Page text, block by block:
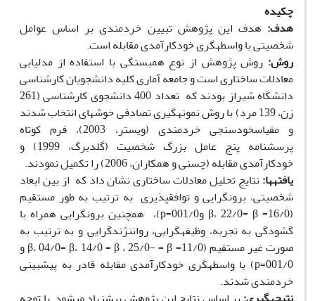
چکیده
هدف: هدف این پژوهش تبیین خردمندی بر اساس عوامل
شخصیتی با واسطه­گری خودکارآمدی مقابله است.
روش: روش پژوهش از نوع همبستگی با استفاده از مدل­یابی
معادلات ساختاری است و جامعه آماری کلیه دانشجویان کارشناسی
دانشگاه شیراز بودند که تعداد 400 دانشجوی کارشناسی (261
زن، 139 مرد) با روش نمونه­گیری تصادفی خوشه­ای انتخاب شدند
و مقیاس­خودسنجی خردمندی (ویستر، 2003)، فرم کوتاه
پرسشنامه پنج عامل بزرگ شخصیت (گلدبرگ، 1999) و
خودکارآمدی مقابله (چسنی و همکاران، 2006) را تکمیل نمودند.
یافته­ها:نتایج تحلیل معادلات ساختاری نشان داد که از بین ابعاد
شخصیتی، برون­گرایی و توافق­پذیری به ترتیب به طور مستقیم
(16/0= β، 22/0= β و001/0=p)، همچنین برون­گرایی همراه با
گشودگی به تجربه، وظیفه­گرایی، روان­نژندگرایی و به ترتیب به
صورت غیر مستقیم (11/0= β، 04/0= β، 14/0 = β ، 25/0- = β و
001/0=p) با واسطه­گری خودکارآمدی مقابله قادر به پیش­بینی
خردمندی شدند.